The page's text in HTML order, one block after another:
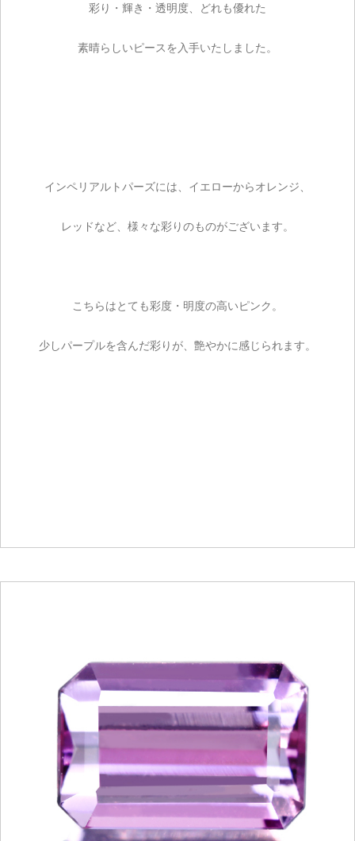
彩り・輝き・透明度、どれも優れた
素晴らしいピースを入手いたしました。
インペリアルトパーズには、イエローからオレンジ、
レッドなど、様々な彩りのものがございます。
こちらはとても彩度・明度の高いピンク。
少しパープルを含んだ彩りが、艶やかに感じられます。